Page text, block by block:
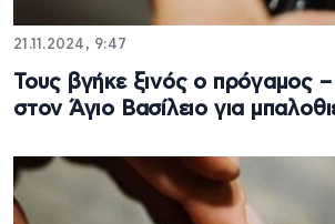
21.11.2024, 9:47
Τους βγήκε ξινός ο πρόγαμος
στον Άγιο Βασίλειο για